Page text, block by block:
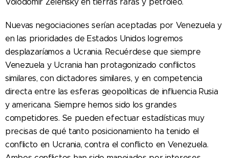
Nuevas negociaciones serían aceptadas por Venezuela y
en las prioridades de Estados Unidos logremos
desplazaríamos a Ucrania. Recuérdese que siempre
Venezuela y Ucrania han protagonizado conflictos
similares, con dictadores similares, y en competencia
directa entre las esferas geopolíticas de influencia Rusia
y americana. Siempre hemos sido los grandes
competidores. Se pueden efectuar estadísticas muy
precisas de qué tanto posicionamiento ha tenido el
conflicto en Ucrania, contra el conflicto en Venezuela.